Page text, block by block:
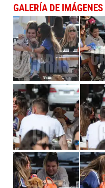
GALERÍA DE IMÁGENES